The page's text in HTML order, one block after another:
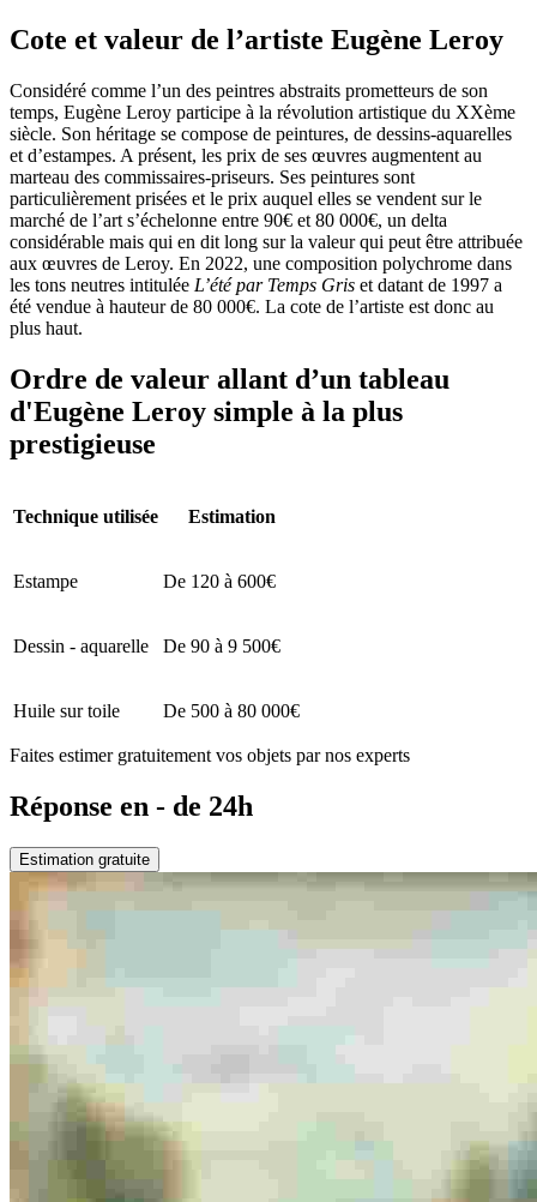
Cote et valeur de l’artiste Eugène Leroy
Considéré comme l’un des peintres abstraits prometteurs de son
temps, Eugène Leroy participe à la révolution artistique du XXème
siècle. Son héritage se compose de peintures, de dessins-aquarelles
et d’estampes. A présent, les prix de ses œuvres augmentent au
marteau des commissaires-priseurs. Ses peintures sont
particulièrement prisées et le prix auquel elles se vendent sur le
marché de l’art s’échelonne entre 90€ et 80 000€, un delta
considérable mais qui en dit long sur la valeur qui peut être attribuée
aux œuvres de Leroy. En 2022, une composition polychrome dans
les tons neutres intitulée L’été par Temps Gris et datant de 1997 a
été vendue à hauteur de 80 000€. La cote de l’artiste est donc au
plus haut.
Ordre de valeur allant d’un tableau
d'Eugène Leroy simple à la plus
prestigieuse
Technique utilisée Estimation
Estampe De 120 à 600€
Dessin - aquarelle De 90 à 9 500€
Huile sur toile De 500 à 80 000€
Faites estimer gratuitement vos objets par nos experts
Réponse en - de 24h
Estimation gratuite